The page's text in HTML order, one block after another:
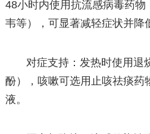
48小时内使用抗流感病毒药物
韦等），可显著减轻症状并降
对症支持：发热时使用退
酚），咳嗽可选用止咳祛痰药
液。